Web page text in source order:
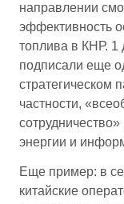
направлении
эффективность
топлива в КНР. 1
подписали еще
стратегическом
частности,
энергии и
Еще пример: в
китайские